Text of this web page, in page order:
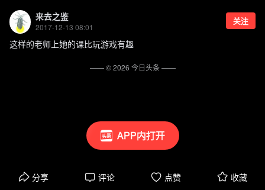
APP内打开
来去之鉴
2017-12-13 08:01
关注
这样的老师上她的课比玩游戏有趣
分享 评论 点赞 收藏
—— ©2026 今日头条——